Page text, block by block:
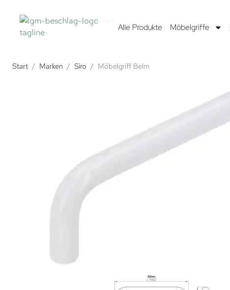
Alle Produkte Möbelgriffe
Start / Marken / Siro / Möbelgriff Belm